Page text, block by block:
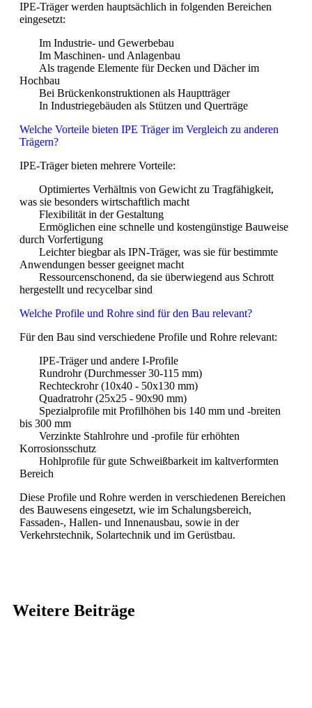
IPE-Träger werden hauptsächlich in folgenden Bereichen
eingesetzt:
Im Industrie- und Gewerbebau
Im Maschinen- und Anlagenbau
Als tragende Elemente für Decken und Dächer im
Hochbau
Bei Brückenkonstruktionen als Hauptträger
In Industriegebäuden als Stützen und Querträge
Welche Vorteile bieten IPE Träger im Vergleich zu anderen
Trägern?
IPE-Träger bieten mehrere Vorteile:
Optimiertes Verhältnis von Gewicht zu Tragfähigkeit,
was sie besonders wirtschaftlich macht
Flexibilität in der Gestaltung
Ermöglichen eine schnelle und kostengünstige Bauweise
durch Vorfertigung
Leichter biegbar als IPN-Träger, was sie für bestimmte
Anwendungen besser geeignet macht
Ressourcenschonend, da sie überwiegend aus Schrott
hergestellt und recycelbar sind
Welche Profile und Rohre sind für den Bau relevant?
Für den Bau sind verschiedene Profile und Rohre relevant:
IPE-Träger und andere I-Profile
Rundrohr (Durchmesser 30-115 mm)
Rechteckrohr (10x40 - 50x130 mm)
Quadratrohr (25x25 - 90x90 mm)
Spezialprofile mit Profilhöhen bis 140 mm und -breiten
bis 300 mm
Verzinkte Stahlrohre und -profile für erhöhten
Korrosionsschutz
Hohlprofile für gute Schweißbarkeit im kaltverformten
Bereich
Diese Profile und Rohre werden in verschiedenen Bereichen
des Bauwesens eingesetzt, wie im Schalungsbereich,
Fassaden-, Hallen- und Innenausbau, sowie in der
Verkehrstechnik, Solartechnik und im Gerüstbau.
Weitere Beiträge